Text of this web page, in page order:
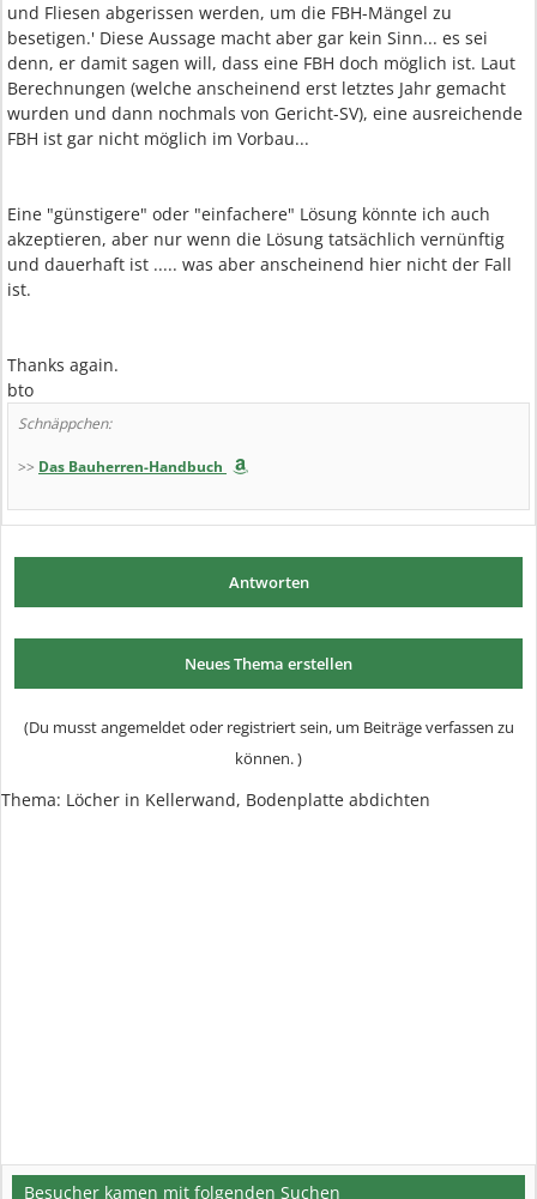
und Fliesen abgerissen werden, um die FBH-Mängel zu
besetigen.' Diese Aussage macht aber gar kein Sinn... es sei
denn, er damit sagen will, dass eine FBH doch möglich ist. Laut
Berechnungen (welche anscheinend erst letztes Jahr gemacht
wurden und dann nochmals von Gericht-SV), eine ausreichende
FBH ist gar nicht möglich im Vorbau...
Eine "günstigere" oder "einfachere" Lösung könnte ich auch
akzeptieren, aber nur wenn die Lösung tatsächlich vernünftig
und dauerhaft ist ..... was aber anscheinend hier nicht der Fall
ist.
Thanks again.
bto
Schnäppchen:
>> Das Bauherren-Handbuch
Antworten
Neues Thema erstellen
(Du musst angemeldet oder registriert sein, um Beiträge verfassen zu
können. )
Thema: Löcher in Kellerwand, Bodenplatte abdichten
Besucher kamen mit folgenden Suchen